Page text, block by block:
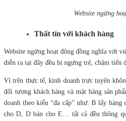
Website ngừng
Thất tín với khách hàng
Website ngừng hoạt động đồng nghĩa với
diễn ra tại đây đều bị ngưng trệ, chậm tiến
Vì trên thực tế, kinh doanh trực tuyến
đối tượng khách hàng và mặt hàng sản
doanh theo kiểu “đa cấp” như: B lấy hàng
cho D, D bán cho E… tất cả đều thông